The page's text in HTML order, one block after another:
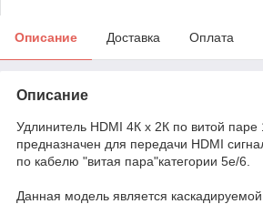
Описание Доставка Оплата
Описание
Удлинитель HDMI 4К х 2К по витой
предназначен для передачи HDMI
по кабелю "витая пара"категории 5e/6.
Данная модель является